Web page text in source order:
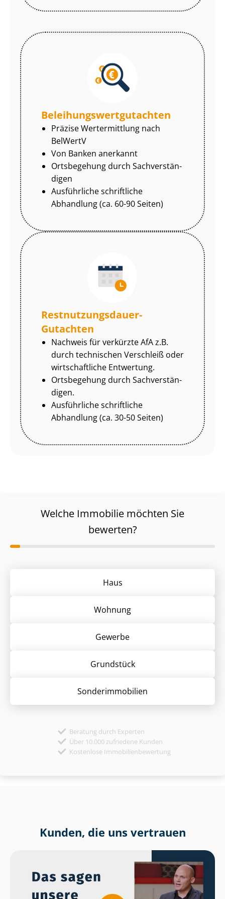
Be­lei­hungs­wert­gut­ach­ten
Präzise Wertermittlung nach
BelWertV
Von Banken anerkannt
Ortsbegehung durch Sach­ver­stän­
di­gen
Ausführliche schriftliche
Abhandlung (ca. 60-90 Seiten)
Rest­nut­zungs­dau­er-
Gutachten
Nachweis für verkürzte AfA z.B.
durch technischen Verschleiß oder
wirtschaftliche Entwertung.
Ortsbegehung durch Sach­ver­stän­
di­gen.
Ausführliche schriftliche
Abhandlung (ca. 30-50 Seiten)
Welche Immobilie möchten Sie
bewerten?
Haus
Wohnung
Gewerbe
Grund­stück
Sonder­immobilien
Beratung durch Experten
Über 10.000 zufriedene Kunden
Kostenlose Immobilienbewertung
Kunden, die uns vertrauen